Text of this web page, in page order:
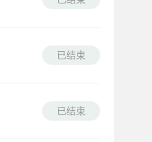
已结束
已结束